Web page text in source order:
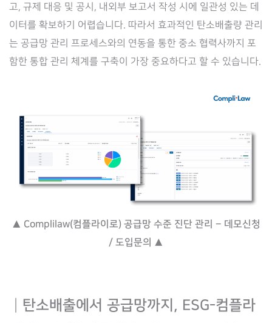
고, 규제 대응 및 공시, 내외부 보고서 작성 시에 일관성 있는 데
이터를 확보하기 어렵습니다. 따라서 효과적인 탄소배출량 관리
는 공급망 관리 프로세스와의 연동을 통한 중소 협력사까지 포
함한 통합 관리 체계를 구축이 가장 중요하다고 할 수 있습니다.
▲ Complilaw(컴플라이로) 공급망 수준 진단 관리 – 데모신청
/ 도입문의 ▲
탄소배출에서 공급망까지, ESG-컴플라